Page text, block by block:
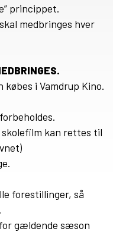
princippet.
medbringes hver
købes i Vamdrup Kino.
skolefilm kan rettes til
forestillinger, så
gældende sæson